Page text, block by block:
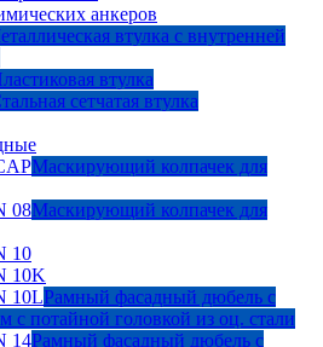
анкеров
втулка с внутренней
втулка
сетчатая втулка
Маскирующий колпачек для
08Маскирующий колпачек для
10
10K
10LРамный фасадный дюбель с
с потайной головкой из оц. стали
14Рамный фасадный дюбель с